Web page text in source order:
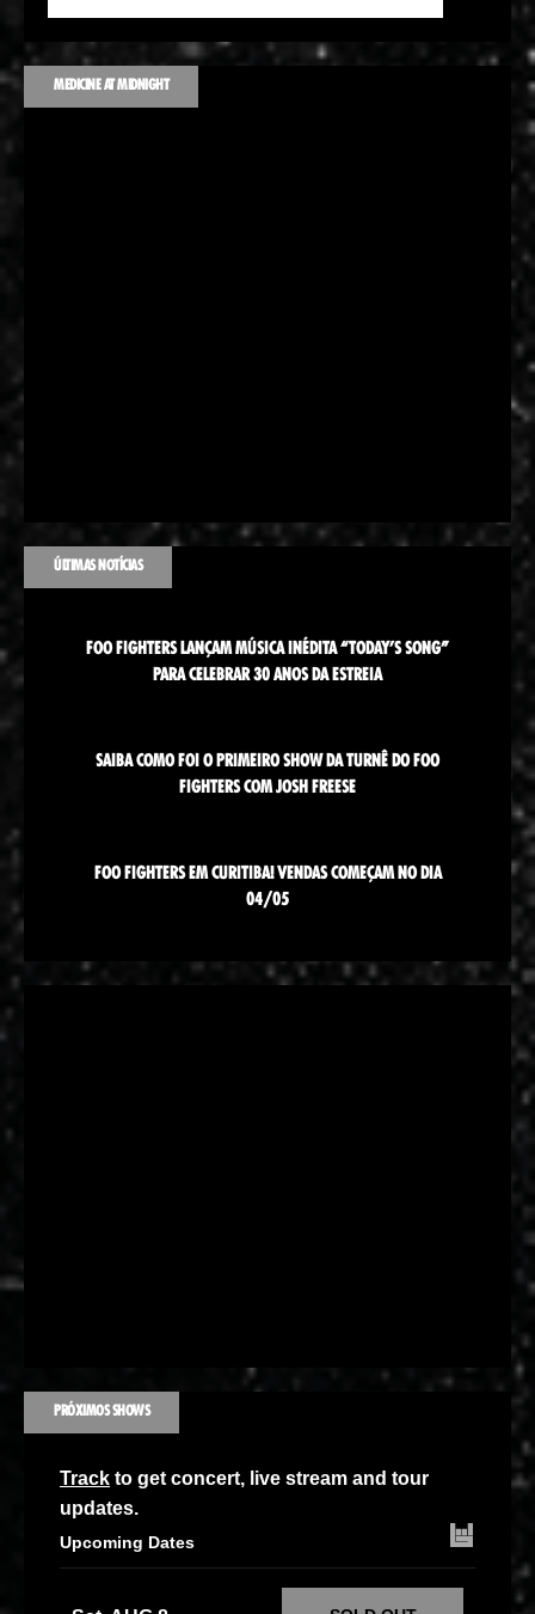
MEDICINE AT MIDNIGHT
ÚLTIMAS NOTÍCIAS
FOO FIGHTERS LANÇAM MÚSICA INÉDITA “TODAY’S SONG”
PARA CELEBRAR 30 ANOS DA ESTREIA
SAIBA COMO FOI O PRIMEIRO SHOW DA TURNÊ DO FOO
FIGHTERS COM JOSH FREESE
FOO FIGHTERS EM CURITIBA! VENDAS COMEÇAM NO DIA
04/05
PRÓXIMOS SHOWS
Track to get concert, live stream and tour
updates.
Upcoming Dates